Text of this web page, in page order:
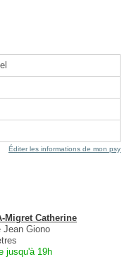
Éditer les informations de mon psy
Migret Catherine
Jean Giono
jusqu'à 19h